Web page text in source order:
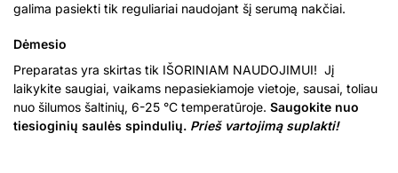
galima pasiekti tik reguliariai naudojant šį serumą nakčiai.
Dėmesio
Preparatas yra skirtas tik IŠORINIAM NAUDOJIMUI! Jį
laikykite saugiai, vaikams nepasiekiamoje vietoje, sausai, toliau
nuo šilumos šaltinių, 6-25 °C temperatūroje. Saugokite nuo
tiesioginių saulės spindulių. Prieš vartojimą suplakti!